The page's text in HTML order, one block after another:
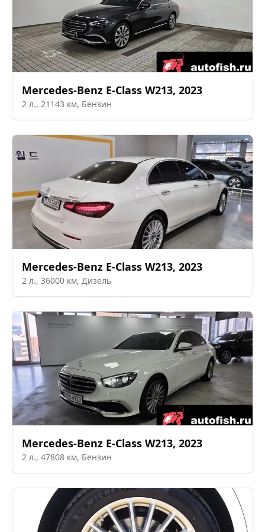
Mercedes-Benz E-Class W213, 2023
2 л., 21143 км, Бензин
Mercedes-Benz E-Class W213, 2023
2 л., 36000 км, Дизель
Mercedes-Benz E-Class W213, 2023
2 л., 47808 км, Бензин